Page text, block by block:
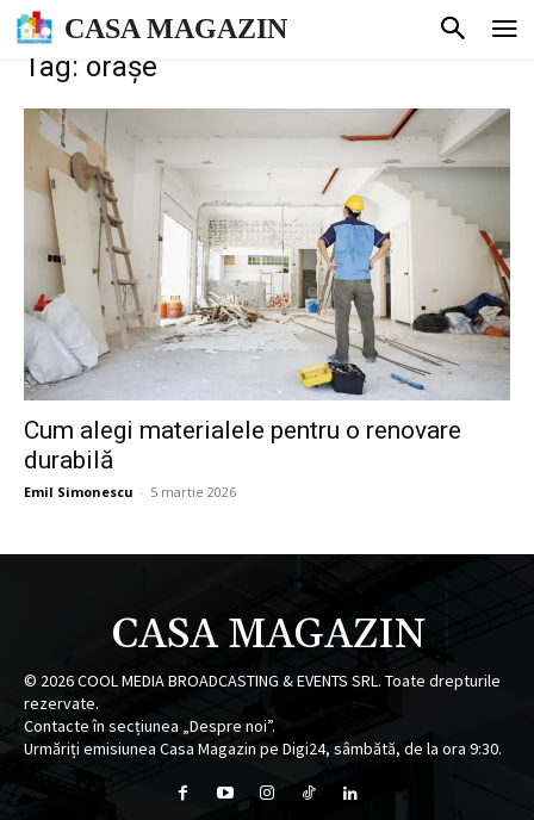
CASA MAGAZIN
Tag: orașe
Cum alegi materialele pentru o renovare
durabilă
Emil Simonescu - 5 martie 2026
CASA MAGAZIN
© 2026COOL MEDIA BROADCASTING & EVENTS SRL. Toate drepturile
rezervate.
Contacte în secțiunea „Despre noi”.
Urmăriți emisiunea Casa Magazin pe Digi24, sâmbătă, de la ora 9:30.